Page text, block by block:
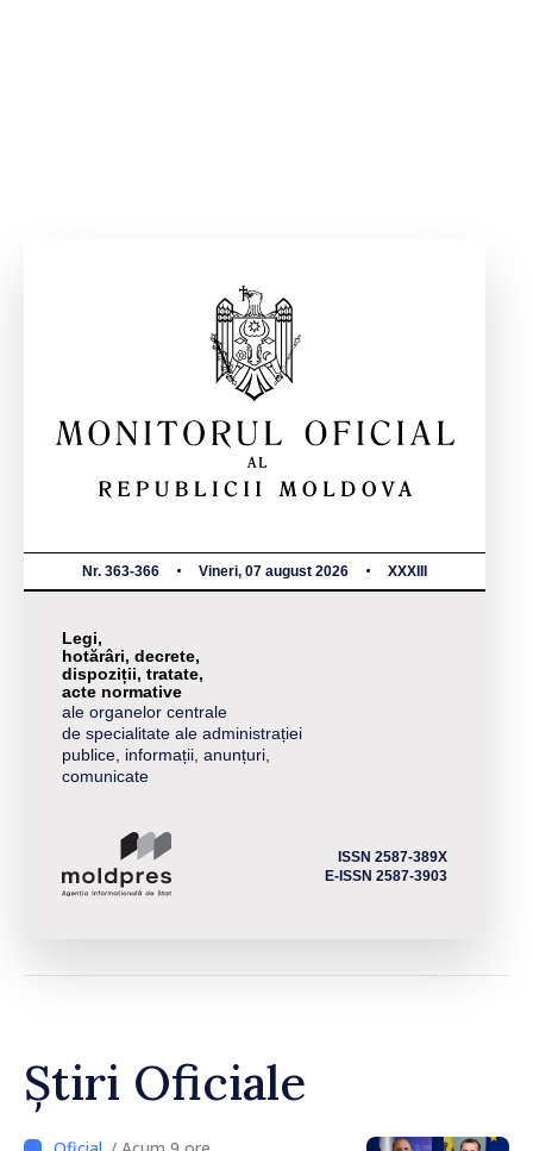
Nr. 363-366 Vineri, 07 august 2026 XXXIII
Legi,
hotărâri, decrete,
dispoziții, tratate,
acte normative
ale organelor centrale
de specialitate ale administrației
publice, informații, anunțuri,
comunicate
ISSN 2587-389X
E-ISSN 2587-3903
Știri Oficiale